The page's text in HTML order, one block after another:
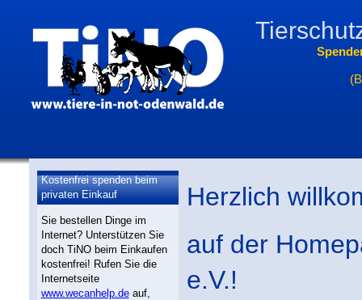
Kostenfrei spenden beim
privaten Einkauf
Sie bestellen Dinge im
Internet? Unterstützen Sie
doch TiNO beim Einkaufen
kostenfrei! Rufen Sie die
Internetseite
www.wecanhelp.deauf,
Herzlich
auf der
e.V.!